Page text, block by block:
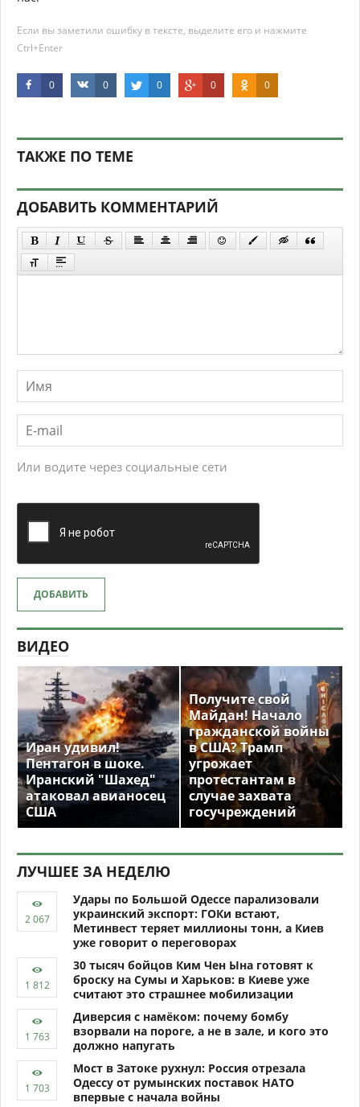
Если вы заметили ошибку в тексте, выделите его и нажмите
Ctrl+Enter
0 0 0 0 0
ТАКЖЕ ПО ТЕМЕ
ДОБАВИТЬ КОММЕНТАРИЙ
Или водите через социальные сети
ДОБАВИТЬ
ВИДЕО
Иран удивил!
Пентагон в шоке.
Иранский "Шахед"
атаковал авианосец
США
Получите свой
Майдан! Начало
гражданской войны
в США? Трамп
угрожает
протестантам в
случае захвата
госучреждений
ЛУЧШЕЕ ЗА НЕДЕЛЮ
Удары по Большой Одессе парализовали
украинский экспорт: ГОКи встают,
Метинвест теряет миллионы тонн, а Киев
уже говорит о переговорах
30 тысяч бойцов Ким Чен Ына готовят к
броску на Сумы и Харьков: в Киеве уже
считают это страшнее мобилизации
Диверсия с намёком: почему бомбу
взорвали на пороге, а не в зале, и кого это
должно напугать
Мост в Затоке рухнул: Россия отрезала
Одессу от румынских поставок НАТО
впервые с начала войны